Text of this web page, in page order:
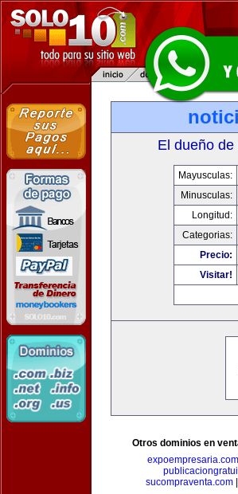
El dueño
Mayusculas:
Minusculas:
Longitud:
Categorias:
Precio:
Visitar!
Otros dominios en
expoempresaria.com
sucompraventa.com